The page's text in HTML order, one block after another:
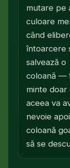
mutare pe
culoare
când
întoarcere
salvează o
coloană —
minte doar
aceea va
nevoie
coloană
să se